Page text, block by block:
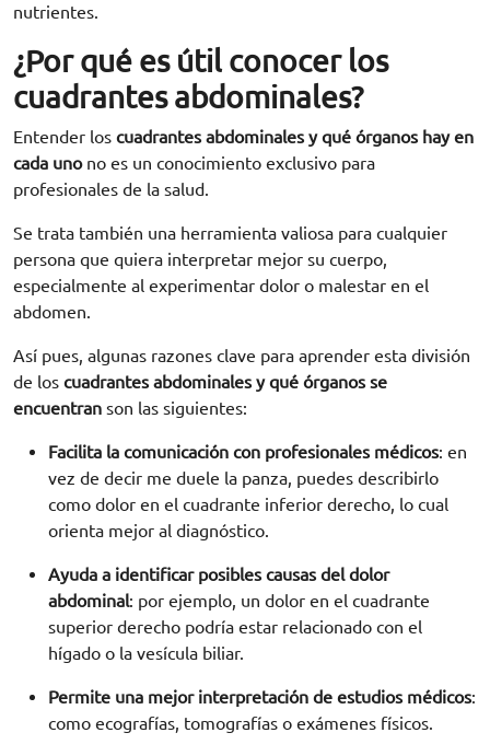
nutrientes.
¿Por qué es útil conocer los
cuadrantes abdominales?
Entender los cuadrantes abdominales y qué órganos hay en
cada unono es un conocimiento exclusivo para
profesionales de la salud.
Se trata también una herramienta valiosa para cualquier
persona que quiera interpretar mejor su cuerpo,
especialmente al experimentar dolor o malestar en el
abdomen.
Así pues, algunas razones clave para aprender esta división
de los cuadrantes abdominales y qué órganos se
encuentran son las siguientes:
Facilita la comunicación con profesionales médicos: en
vez de decir me duele la panza, puedes describirlo
como dolor en el cuadrante inferior derecho, lo cual
orienta mejor al diagnóstico.
Ayuda a identificar posibles causas del dolor
abdominal: por ejemplo, un dolor en el cuadrante
superior derecho podría estar relacionado con el
hígado o la vesícula biliar.
Permite una mejor interpretación de estudios médicos:
como ecografías, tomografías o exámenes físicos.